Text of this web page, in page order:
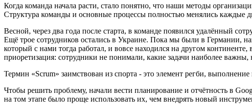
Когда команда начала расти, стало понятно, что наши методы
Структура команды и основные процессы полностью менялись каждые
Весной, через два года после старта, в команде появился удалённый
Ещё трое сотрудников остались в Украине. Пока мы были в Германии,
который с нами тогда работал, и вовсе находился на другом
приоретизация: сотрудники не понимали, какие задачи наиболее
Термин «Scrum» заимствован из спорта - это элемент регби,
Чтобы решить проблему, начали вести планирование и отчётность в
на том этапе было проще использовать их, чем внедрять новый